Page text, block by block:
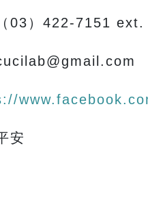
03）422-7151
安